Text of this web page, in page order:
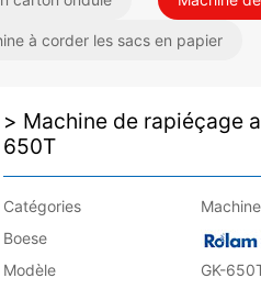
à corder les sacs en papier
Machine de rapiéçage
650T
Catégories
Boese
Modèle
GK-